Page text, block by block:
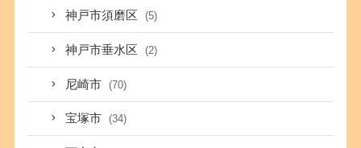
神戸市須磨区 (5)
神戸市垂水区 (2)
尼崎市 (70)
宝塚市 (34)